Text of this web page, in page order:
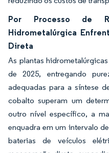
Por Processo de
Hidrometalúrgica
Direta
As plantas
de 2025, entregando
adequadas para a síntese
cobalto superam um
outro nível específico, a
enquadra em um intervalo
baterias de veículos